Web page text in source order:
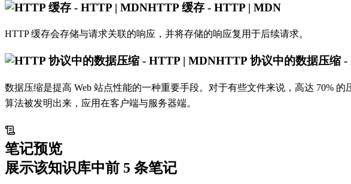
HTTP 缓存 - HTTP | MDN
HTTP 缓存会存储与请求关联的响应，并将存储的响应复用于后续请求。
HTTP 协议中的数据压缩
数据压缩是提高 Web 站点性能的一种重要手段。对于有些文件来说，高达 70%
算法被发明出来，应用在客户端与服务器端。
笔记预览
展示该知识库中前 5 条笔记